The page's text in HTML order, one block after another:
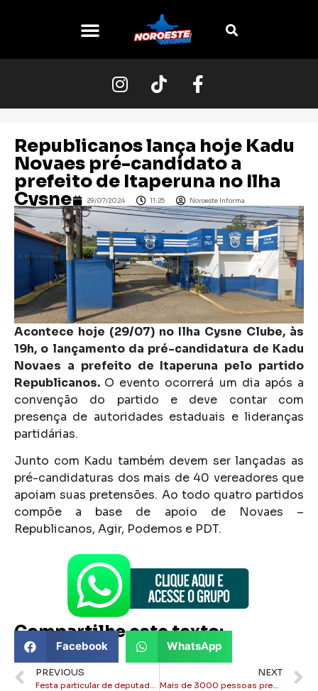
Republicanos lança hoje Kadu
Novaes pré-candidato a
prefeito de Itaperuna no Ilha
Cysne
29/07/2024 11:25 Noroeste Informa
Acontece hoje (29/07) no Ilha Cysne Clube, às
19h, o lançamento da pré-candidatura de Kadu
Novaes a prefeito de Itaperuna pelo partido
Republicanos. O evento ocorrerá um dia após a
convenção do partido e deve contar com
presença de autoridades estaduais e lideranças
partidárias.
Junto com Kadu também devem ser lançadas as
pré-candidaturas dos mais de 40 vereadores que
apoiam suas pretensões. Ao todo quatro partidos
compõe a base de apoio de Novaes –
Republicanos, Agir, Podemos e PDT.
Compartilhe este texto:
Facebook WhatsApp
PREVIOUS NEXT
Mais de 3000 pessoas prestigiam evento de Kadu Novaes no Ilha Cysne